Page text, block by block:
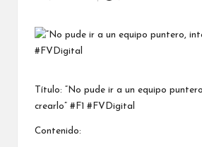
Título: “No pude ir a un equipo
crearlo” #F1 #FVDigital
Contenido: